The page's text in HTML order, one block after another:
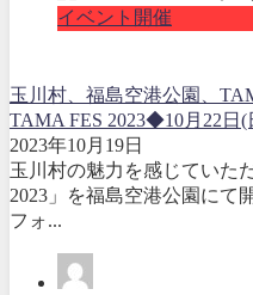
イベント開催
玉川村、福島空港公園、
TAMA FES 2023◆10月22日(
2023年10月19日
玉川村の魅力を感じていた
2023」を福島空港公園にて
フォ...